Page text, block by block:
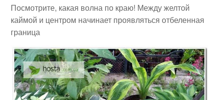
Посмотрите, какая волна по краю! Между желтой
каймой и центром начинает проявляться отбеленная
граница